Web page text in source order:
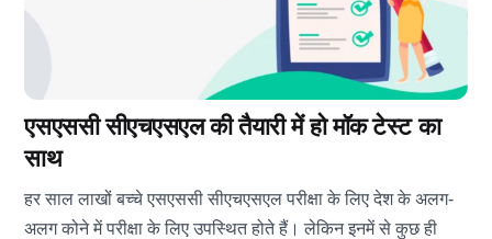
एसएससी सीएचएसएल की तैयारी में हो मॉक टेस्ट का
साथ
हर साल लाखों बच्चे एसएससी सीएचएसएल परीक्षा के लिए देश के अलग-
अलग कोने में परीक्षा के लिए उपस्थित होते हैं। लेकिन इनमें से कुछ ही